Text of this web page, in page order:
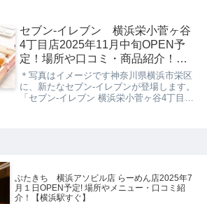
コー 東戸塚店の基本情報やアクセス方法、
メニュ...
セブン-イレブン 横浜栄小菅ヶ谷
4丁目店2025年11月中旬OPEN予
定！場所や口コミ・商品紹介！
【根岸線本郷台駅15分】
＊写真はイメージです神奈川県横浜市栄区
に、新たなセブン-イレブンが登場します。
「セブン-イレブン 横浜栄小菅ヶ谷4丁目
ぶたきち 横浜アソビル店 らーめん店2025年7
月１日OPEN予定! 場所やメニュー・口コミ紹
介！【横浜駅すぐ】